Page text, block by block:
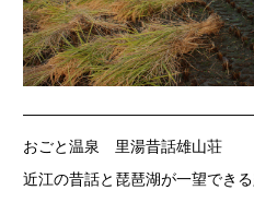
おごと温泉 里湯昔話雄山荘
近江の昔話と琵琶湖が一望でき